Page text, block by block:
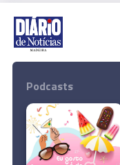
Rua Dr. Fernão de
291 202 300
Download App
Podcasts